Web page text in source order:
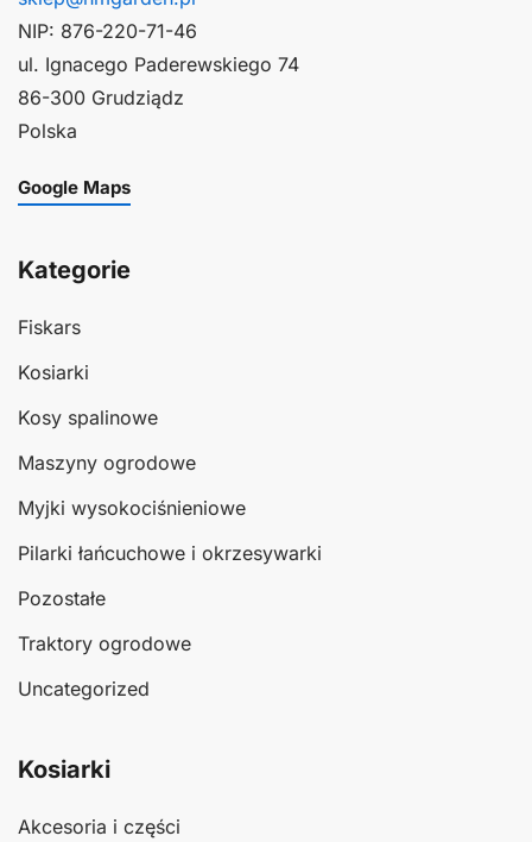
NIP: 876-220-71-46
ul. Ignacego Paderewskiego 74
86-300 Grudziądz
Polska
Google Maps
Kategorie
Fiskars
Kosiarki
Kosy spalinowe
Maszyny ogrodowe
Myjki wysokociśnieniowe
Pilarki łańcuchowe i okrzesywarki
Pozostałe
Traktory ogrodowe
Uncategorized
Kosiarki
Akcesoria i części